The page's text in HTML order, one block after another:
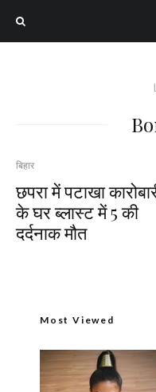
बिहार
छपरा में पटाखा
के घर ब्लास्ट में 5 की
दर्दनाक मौत
Most Viewed